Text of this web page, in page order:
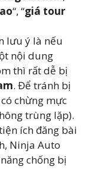
“, “giá tour
lưu ý là nếu
nội dung
thì rất dễ bị
. Để tránh bị
chừng mực
trùng lặp).
ích đăng bài
Ninja Auto
chống bị